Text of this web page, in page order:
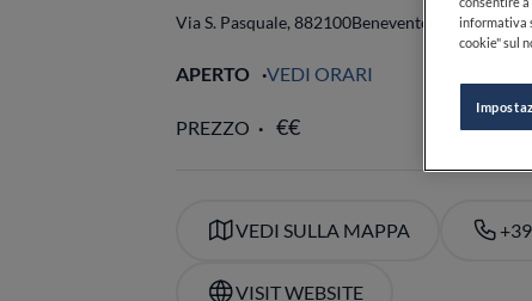
Via S. Pasquale, 882100Benevento Italia
APERTO VEDI ORARI
PREZZO
VEDI SULLA MAPPA
VISIT WEBSITE
informativa
cookie" sul